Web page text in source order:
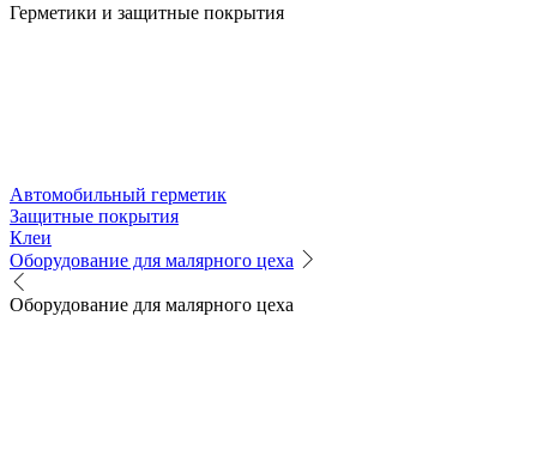
Герметики и защитные покрытия
Автомобильный герметик
Защитные покрытия
Клеи
Оборудование для малярного цеха
Оборудование для малярного цеха